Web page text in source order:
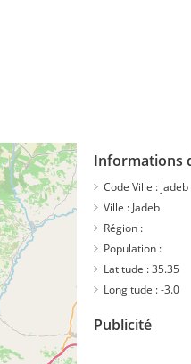
Informations
Code Ville : jadeb
Ville : Jadeb
Région :
Population :
Latitude :35.35
Longitude :-3.0
Publicité